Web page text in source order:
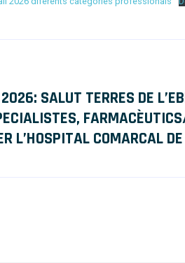
SALUT TERRES DE
L’HOSPITAL COMARCAL